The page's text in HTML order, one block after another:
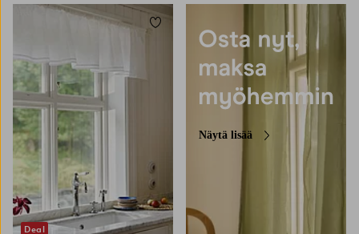
Deal
Lisää suosikkeihin
Näytä lisää